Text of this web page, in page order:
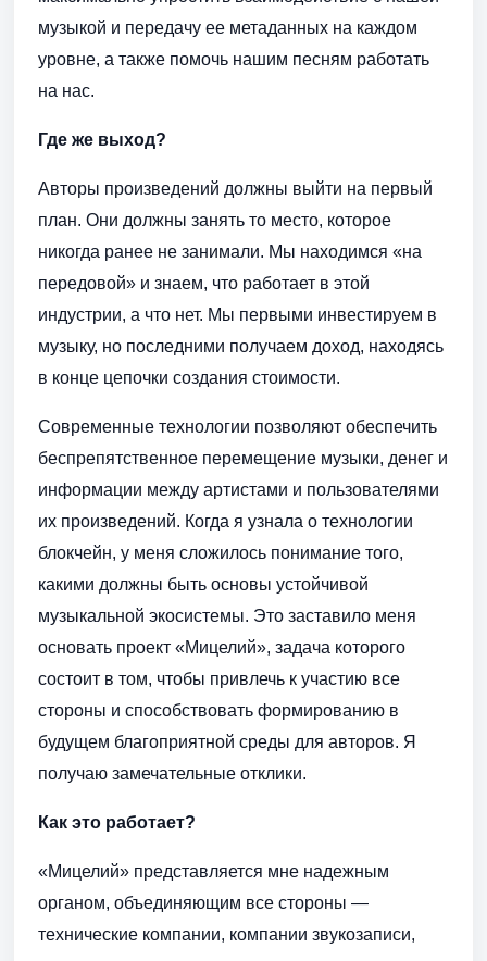
музыкой и передачу ее метаданных на каждом
уровне, а также помочь нашим песням работать
на нас.
Где же выход?
Авторы произведений должны выйти на первый
план. Они должны занять то место, которое
никогда ранее не занимали. Мы находимся «на
передовой» и знаем, что работает в этой
индустрии, а что нет. Мы первыми инвестируем в
музыку, но последними получаем доход, находясь
в конце цепочки создания стоимости.
Современные технологии позволяют обеспечить
беспрепятственное перемещение музыки, денег и
информации между артистами и пользователями
их произведений. Когда я узнала о технологии
блокчейн, у меня сложилось понимание того,
какими должны быть основы устойчивой
музыкальной экосистемы. Это заставило меня
основать проект «Мицелий», задача которого
состоит в том, чтобы привлечь к участию все
стороны и способствовать формированию в
будущем благоприятной среды для авторов. Я
получаю замечательные отклики.
Как это работает?
«Мицелий» представляется мне надежным
органом, объединяющим все стороны —
технические компании, компании звукозаписи,